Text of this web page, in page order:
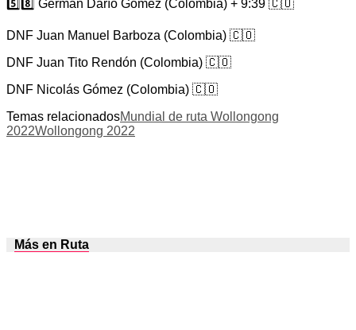
5️⃣8️⃣ Germán Darío Gómez (Colombia) + 9:39 🇨🇴
DNF Juan Manuel Barboza (Colombia) 🇨🇴
DNF Juan Tito Rendón (Colombia) 🇨🇴
DNF Nicolás Gómez (Colombia) 🇨🇴
Temas relacionadosMundial de ruta Wollongong
2022Wollongong 2022
Más en Ruta